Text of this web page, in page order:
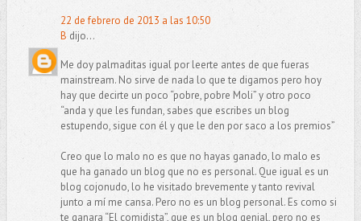
22 de febrero de 2013 a las 10:50
B dijo...
Me doy palmaditas igual por leerte antes de que fueras
mainstream. No sirve de nada lo que te digamos pero hoy
hay que decirte un poco “pobre, pobre Moli” y otro poco
“anda y que les fundan, sabes que escribes un blog
estupendo, sigue con él y que le den por saco a los premios”
Creo que lo malo no es que no hayas ganado, lo malo es
que ha ganado un blog que no es personal. Que igual es un
blog cojonudo, lo he visitado brevemente y tanto revival
junto a mí me cansa. Pero no es un blog personal. Es como si
te ganara “El comidista”, que es un blog genial, pero no es